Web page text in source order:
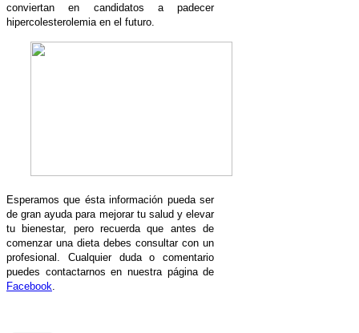
conviertan en candidatos a padecer
hipercolesterolemia en el futuro.
Esperamos que ésta información pueda ser
de gran ayuda para mejorar tu salud y elevar
tu bienestar, pero recuerda que antes de
comenzar una dieta debes consultar con un
profesional. Cualquier duda o comentario
puedes contactarnos en nuestra página de
Facebook